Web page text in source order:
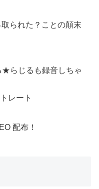
られた？ことの顛末
★らじるも録音しちゃ
レート
配布！